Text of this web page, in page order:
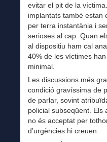
evitar el pit de la
implantats també estan
per terra instantània i
serioses al cap. Quan
al dispositiu ham cal
40% de les víctimes
minimal.
Les discussions més
condició gravíssima de
de parlar, sovint
policial subseqüent. Els
no és acceptat per
d’urgències hi creuen.